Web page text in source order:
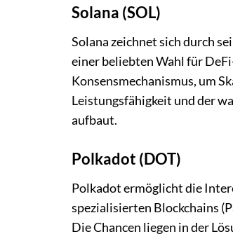
Solana (SOL)
Solana zeichnet sich durch
einer beliebten Wahl für
Konsensmechanismus, um
Leistungsfähigkeit und der
aufbaut.
Polkadot (DOT)
Polkadot ermöglicht die
spezialisierten Blockchains
Die Chancen liegen in der